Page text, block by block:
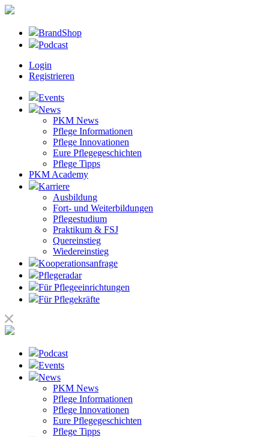
BrandShop
Podcast
Login
Registrieren
Events
News
PKM News
Pflege Informationen
Pflege Innovationen
Eure Pflegegeschichten
Pflege Tipps
PKM Academy
Karriere
Ausbildung
Fort- und Weiterbildungen
Pflegestudium
Praktikum & FSJ
Quereinstieg
Wiedereinstieg
Kooperationsanfrage
Pflegeradar
Für Pflegeeinrichtungen
Für Pflegekräfte
Podcast
Events
News
PKM News
Pflege Informationen
Pflege Innovationen
Eure Pflegegeschichten
Pflege Tipps